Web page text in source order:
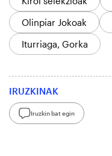
Olinpiar Jokoak
Iturriaga, Gorka
IRUZKINAK
Iruzkin bat egin